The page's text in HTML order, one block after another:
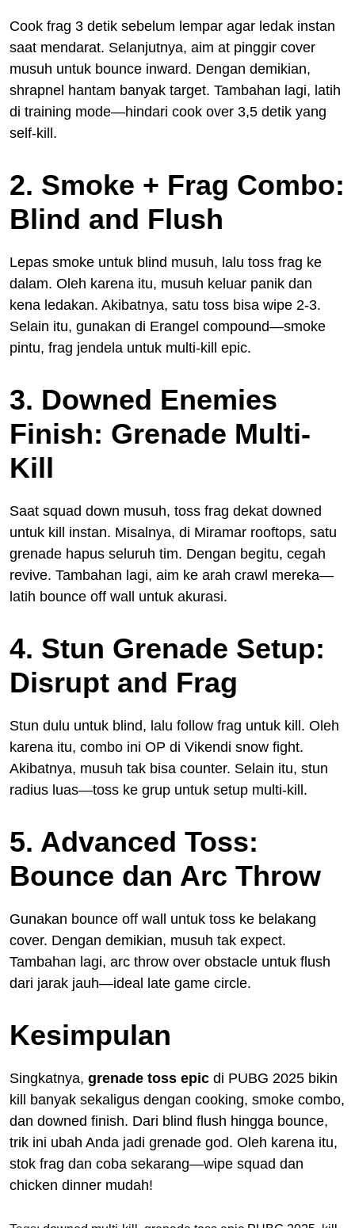
Cook frag 3 detik sebelum lempar agar ledak instan
saat mendarat. Selanjutnya, aim at pinggir cover
musuh untuk bounce inward. Dengan demikian,
shrapnel hantam banyak target. Tambahan lagi, latih
di training mode—hindari cook over 3,5 detik yang
self-kill.
2. Smoke + Frag Combo:
Blind and Flush
Lepas smoke untuk blind musuh, lalu toss frag ke
dalam. Oleh karena itu, musuh keluar panik dan
kena ledakan. Akibatnya, satu toss bisa wipe 2-3.
Selain itu, gunakan di Erangel compound—smoke
pintu, frag jendela untuk multi-kill epic.
3. Downed Enemies
Finish: Grenade Multi-
Kill
Saat squad down musuh, toss frag dekat downed
untuk kill instan. Misalnya, di Miramar rooftops, satu
grenade hapus seluruh tim. Dengan begitu, cegah
revive. Tambahan lagi, aim ke arah crawl mereka—
latih bounce off wall untuk akurasi.
4. Stun Grenade Setup:
Disrupt and Frag
Stun dulu untuk blind, lalu follow frag untuk kill. Oleh
karena itu, combo ini OP di Vikendi snow fight.
Akibatnya, musuh tak bisa counter. Selain itu, stun
radius luas—toss ke grup untuk setup multi-kill.
5. Advanced Toss:
Bounce dan Arc Throw
Gunakan bounce off wall untuk toss ke belakang
cover. Dengan demikian, musuh tak expect.
Tambahan lagi, arc throw over obstacle untuk flush
dari jarak jauh—ideal late game circle.
Kesimpulan
Singkatnya, grenade toss epic di PUBG 2025 bikin
kill banyak sekaligus dengan cooking, smoke combo,
dan downed finish. Dari blind flush hingga bounce,
trik ini ubah Anda jadi grenade god. Oleh karena itu,
stok frag dan coba sekarang—wipe squad dan
chicken dinner mudah!